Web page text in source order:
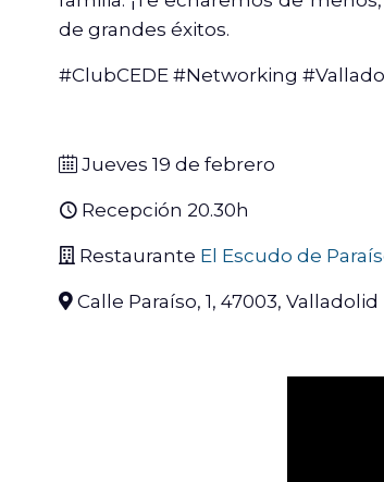
de grandes éxitos.
#ClubCEDE #Networking
Jueves 19 de febrero
Recepción 20.30h
Restaurante El Escudo de
Calle Paraíso, 1, 47003, Valladolid